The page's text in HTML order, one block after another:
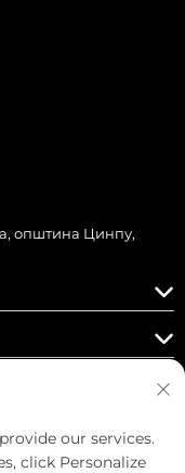
општина Цинпу,
our services.
click Personalize